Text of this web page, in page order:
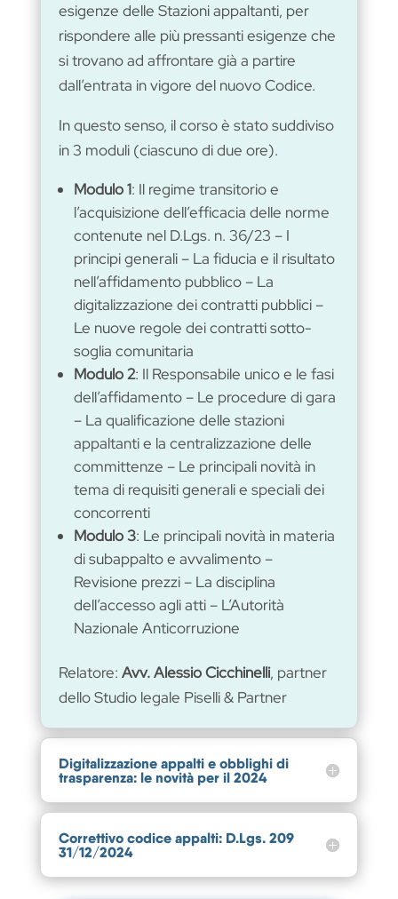
esigenze delle Stazioni appaltanti, per
rispondere alle più pressanti esigenze che
si trovano ad affrontare già a partire
dall’entrata in vigore del nuovo Codice.
In questo senso, il corso è stato suddiviso
in 3 moduli (ciascuno di due ore).
Modulo 1: Il regime transitorio e
l’acquisizione dell’efficacia delle norme
contenute nel D.Lgs. n. 36/23 – I
principi generali – La fiducia e il risultato
nell’affidamento pubblico – La
digitalizzazione dei contratti pubblici –
Le nuove regole dei contratti sotto-
soglia comunitaria
Modulo 2: Il Responsabile unico e le fasi
dell’affidamento – Le procedure di gara
– La qualificazione delle stazioni
appaltanti e la centralizzazione delle
committenze – Le principali novità in
tema di requisiti generali e speciali dei
concorrenti
Modulo 3: Le principali novità in materia
di subappalto e avvalimento –
Revisione prezzi – La disciplina
dell’accesso agli atti – L’Autorità
Nazionale Anticorruzione
Relatore: Avv. Alessio Cicchinelli, partner
dello Studio legale Piselli & Partner
Digitalizzazione appalti e obblighi di
trasparenza: le novità per il 2024
Correttivo codice appalti: D.Lgs. 209
31/12/2024